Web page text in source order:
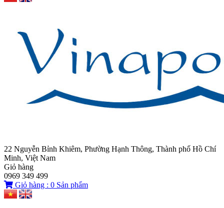
22 Nguyễn Bỉnh Khiêm, Phường Hạnh Thông, Thành phố Hồ Chí
Minh, Việt Nam
Giỏ hàng
0969 349 499
Giỏ hàng : 0 Sản phẩm